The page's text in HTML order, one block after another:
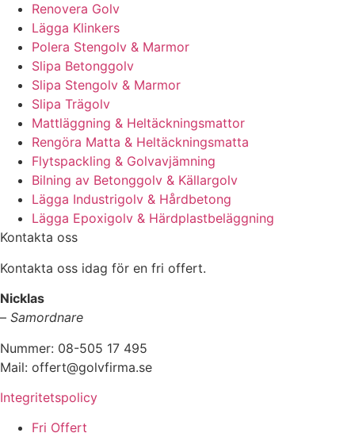
Renovera Golv
Lägga Klinkers
Polera Stengolv & Marmor
Slipa Betonggolv
Slipa Stengolv & Marmor
Slipa Trägolv
Mattläggning & Heltäckningsmattor
Rengöra Matta & Heltäckningsmatta
Flytspackling & Golvavjämning
Bilning av Betonggolv & Källargolv
Lägga Industrigolv & Hårdbetong
Lägga Epoxigolv & Härdplastbeläggning
Kontakta oss
Kontakta oss idag för en fri offert.
Nicklas
– Samordnare
Nummer: 08-505 17 495
Mail: offert@golvfirma.se
Integritetspolicy
Fri Offert